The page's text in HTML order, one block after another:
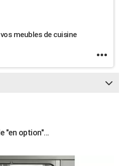
meubles de cuisine
"en option"...